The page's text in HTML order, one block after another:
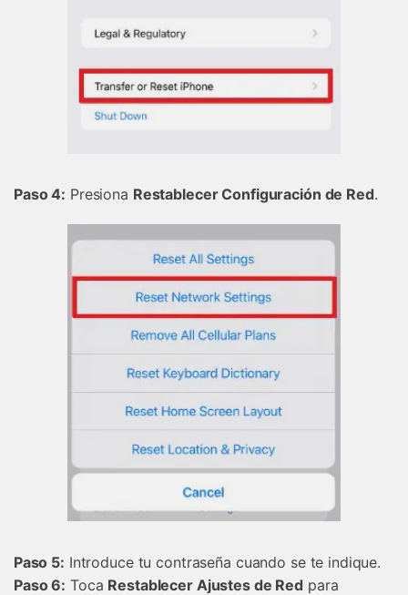
Paso 4: Presiona Restablecer Configuración de Red.
󠀰Paso 5: Introduce tu contraseña cuando se te indique.󠀲󠀡󠀡󠀦󠀤󠀤󠀠󠀥󠀤󠀳
Paso 6: Toca Restablecer Ajustes de Red para
+50M usuarios y +17 años de confianza
Recupera y transfiere datos fácilmente
Tecnología IA: sin conocimientos técnicos